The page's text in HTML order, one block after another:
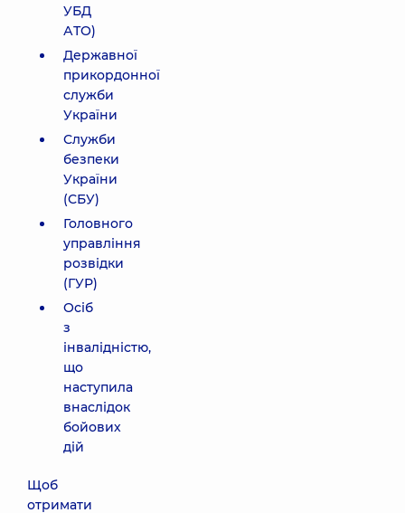
УБД
АТО)
Державної
прикордонної
служби
України
Служби
безпеки
України
(СБУ)
Головного
управління
розвідки
(ГУР)
Осіб
з
інвалідністю,
що
наступила
внаслідок
бойових
дій
Щоб
отримати